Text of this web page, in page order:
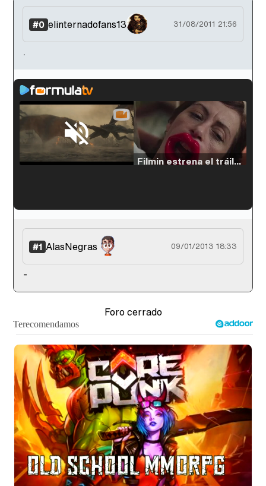
#0 elinternadofans13 31/08/2011 21:56
.
Unmute
Loaded
Filmin estrena el tráiler de 'Millennial Mal', su nueva comedia universitaria de la mano de Lorena Iglesias
'120 Minutos' celebra sus 2.000 programas en Telemadrid con un vídeo del día a día en la redacción
Tráiler en catalán de 'Ravalear', la nueva serie de HBO Max sobre los fondos buitre
Tráiler de la tercera temporada de 'The Walking Dead: Dead City' de AMC+
#1 AlasNegras 09/01/2013 18:33
-
Foro cerrado